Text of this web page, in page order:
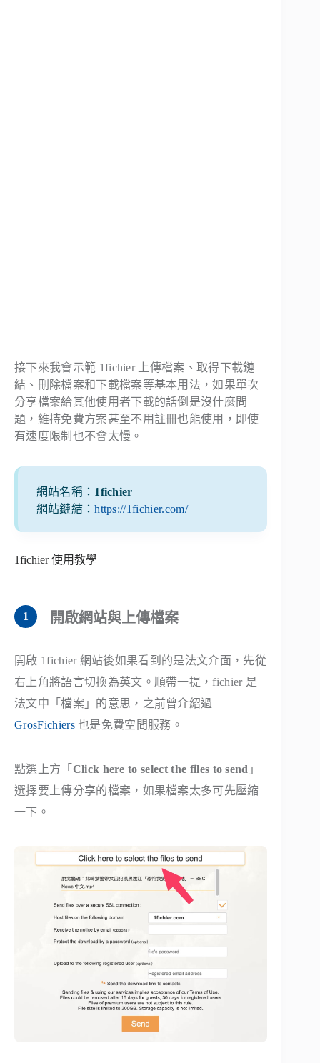
接下來我會示範 1fichier 上傳檔案、取得下載鏈
結、刪除檔案和下載檔案等基本用法，如果單次
分享檔案給其他使用者下載的話倒是沒什麼問
題，維持免費方案甚至不用註冊也能使用，即使
有速度限制也不會太慢。
網站名稱： 1fichier
網站鏈結：https://1fichier.com/
1fichier 使用教學
開啟網站與上傳檔案
開啟 1fichier 網站後如果看到的是法文介面，先從
右上角將語言切換為英文。順帶一提，fichier 是
法文中「檔案」的意思，之前曾介紹過
GrosFichiers也是免費空間服務。
點選上方「 Click here to select the files to send 」
選擇要上傳分享的檔案，如果檔案太多可先壓縮
一下。